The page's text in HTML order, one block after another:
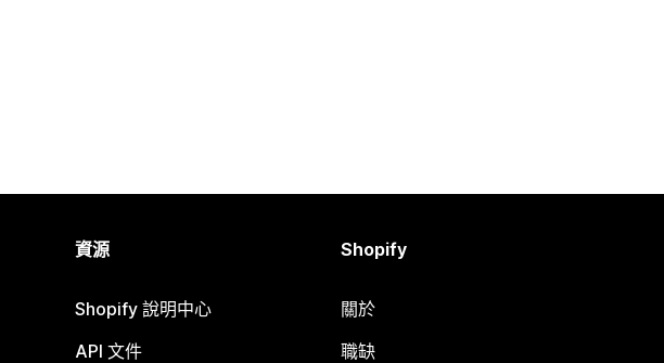
資源
Shopify 說明中心
API 文件
Shopify
關於
職缺